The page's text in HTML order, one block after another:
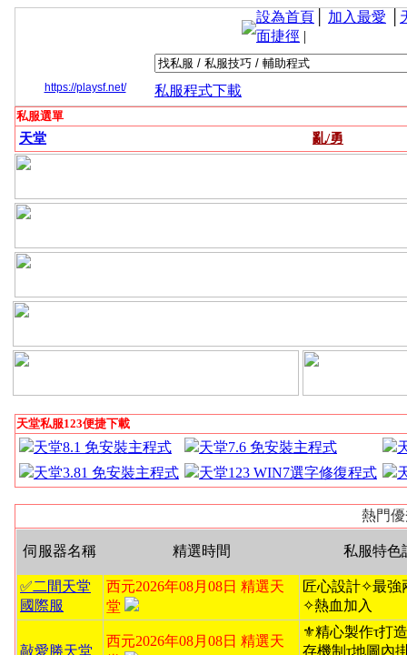
https://playsf.net/
設為首頁 加入最愛
面捷徑 |
私服程式下載
私服選單
天堂 亂/勇
天堂私服123便捷下載
天堂8.1 免安裝主程式 天堂7.6 免安裝主程式
天堂3.81 免安裝主程式
天堂123 WIN7選字修復程式
熱門
伺服器名稱 精選時間 私服特色
✅二間天堂
國際服
西元2026年08月08日 精選天
堂
匠心設計✧最強
✧熱血加入
敲愛勝天堂
西元2026年08月08日 精選天
⚜️精心製作τ打
存機制τ地圖內